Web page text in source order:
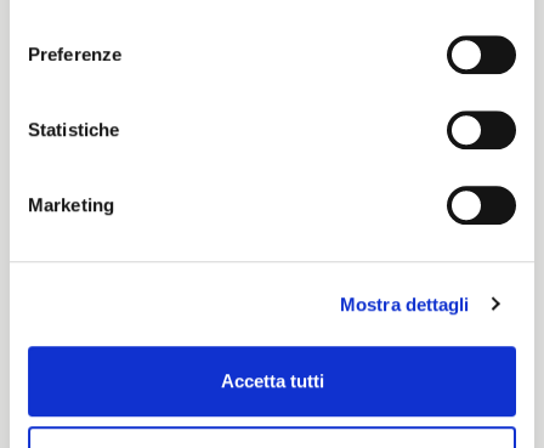
Preferenze
Statistiche
Marketing
Mostra dettagli
Accetta tutti
Caratteristiche e certificazioni